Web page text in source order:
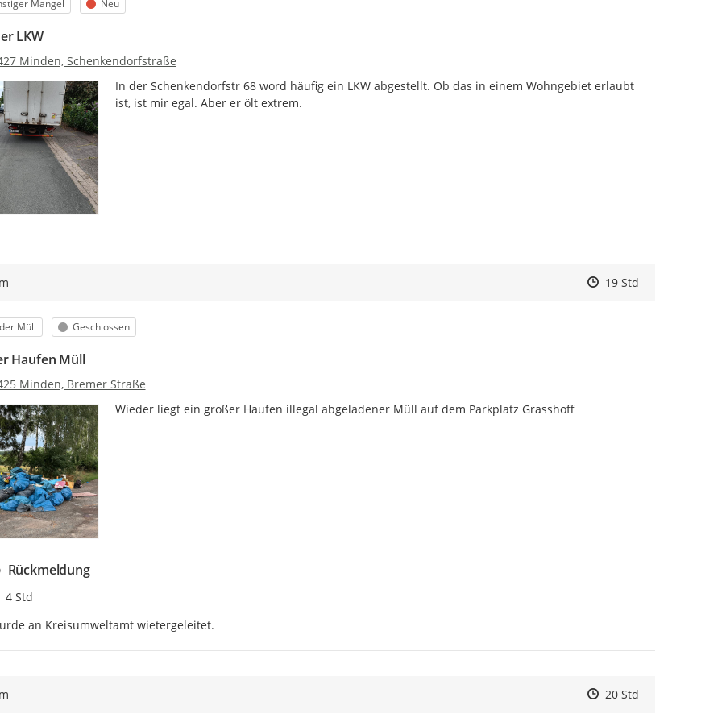
Mangel Status
Neu
LKW
Minden, Schenkendorfstraße
In der Schenkendorfstr 68 word häufig ein LKW abgestellt. Ob das in einem Wohngebiet erlaubt
ist, ist mir egal. Aber er ölt extrem.
Zeitpunkt des
Zeitpunkt des
19 StdZur Äußerung
Müll Status
Geschlossen
Haufen Müll
Minden, Bremer Straße
Wieder liegt ein großer Haufen illegal abgeladener Müll auf dem Parkplatz Grasshoff
Rückmeldung
Zeitpunkt des Erstellens
4 Std
an Kreisumweltamt wietergeleitet.
Zeitpunkt des
Zeitpunkt des
20 StdZur Äußerung